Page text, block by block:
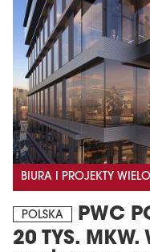
BIURA I PROJEKTY
POLSKA
PWC
20 TYS. MKW.